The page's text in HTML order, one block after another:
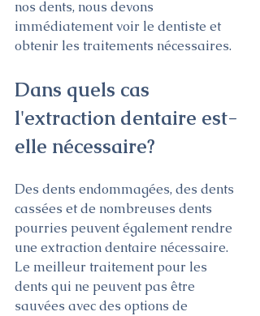
nos dents, nous devons
immédiatement voir le dentiste et
obtenir les traitements nécessaires.
Dans quels cas
l'extraction dentaire est-
elle nécessaire?
Des dents endommagées, des dents
cassées et de nombreuses dents
pourries peuvent également rendre
une extraction dentaire nécessaire.
Le meilleur traitement pour les
dents qui ne peuvent pas être
sauvées avec des options de